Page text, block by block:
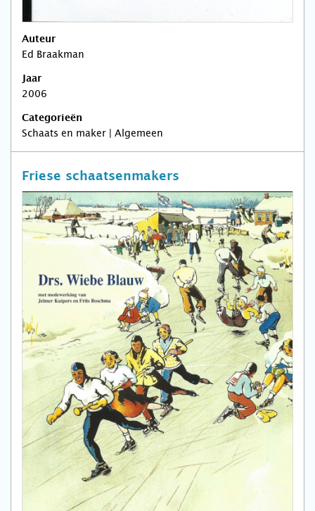
Auteur
Ed Braakman
Jaar
2006
Categorieën
Schaats en maker | Algemeen
Friese schaatsenmakers